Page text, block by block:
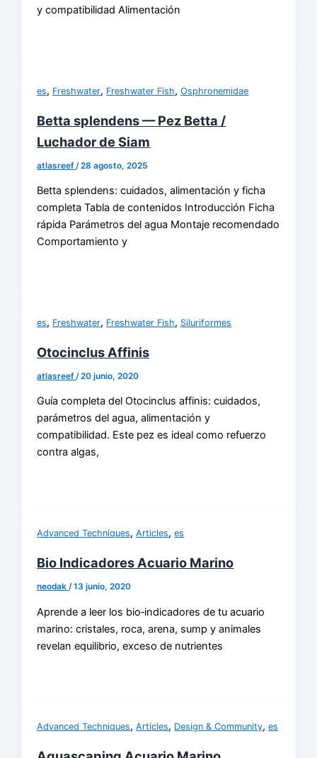
y compatibilidad Alimentación
es, Freshwater, Freshwater Fish,Osphronemidae
Betta splendens — Pez Betta /
Luchador de Siam
atlasreef /28 agosto, 2025
Betta splendens: cuidados, alimentación y ficha
completa Tabla de contenidos Introducción Ficha
rápida Parámetros del agua Montaje recomendado
Comportamiento y
es, Freshwater, Freshwater Fish, Siluriformes
Otocinclus Affinis
atlasreef/20 junio, 2020
Guía completa del Otocinclus affinis: cuidados,
parámetros del agua, alimentación y
compatibilidad. Este pez es ideal como refuerzo
contra algas,
Advanced Techniques,Articles,es
Bio Indicadores Acuario Marino
neodak/13 junio, 2020
Aprende a leer los bio‑indicadores de tu acuario
marino: cristales, roca, arena, sump y animales
revelan equilibrio, exceso de nutrientes
Advanced Techniques,Articles, Design & Community,es